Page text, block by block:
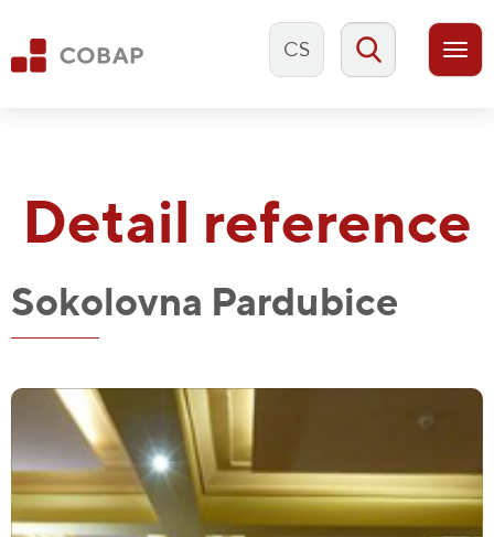
CS
Detail reference
Sokolovna Pardubice